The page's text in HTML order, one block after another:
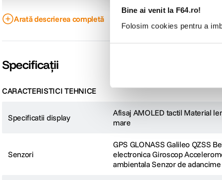
Bine ai venit la F64.ro!
Folosim cookies pentru a
Creat pentru sportivi si aventurieri care nu pot lua telefonul cu ei tot
vocale si distribuirea locatiei LiveTrack, atunci cand ai o conexiune LTE.
Arată descrierea completă
Specificații
CARACTERISTICI TEHNICE
Specificatii display
Afisaj AMOLED tactil Material
mare
Senzori
GPS GLONASS Galileo QZSS
electronica Giroscop
ambientala Senzor de